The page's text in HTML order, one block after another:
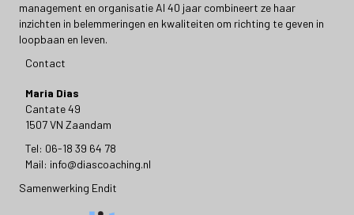
management en organisatie Al 40 jaar combineert ze haar
inzichten in belemmeringen en kwaliteiten om richting te geven in
loopbaan en leven.
Contact
Maria Dias
Cantate 49
1507 VN Zaandam
Tel: 06-18 39 64 78
Mail: info@diascoaching.nl
Samenwerking Endit